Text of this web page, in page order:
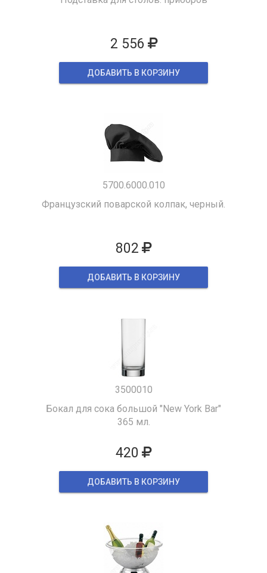
2 556
ДОБАВИТЬ В КОРЗИНУ
5700.6000.010
Французский поварской колпак, черный.
802
ДОБАВИТЬ В КОРЗИНУ
3500010
Бокал для сока большой "New York Bar"
365 мл.
420
ДОБАВИТЬ В КОРЗИНУ